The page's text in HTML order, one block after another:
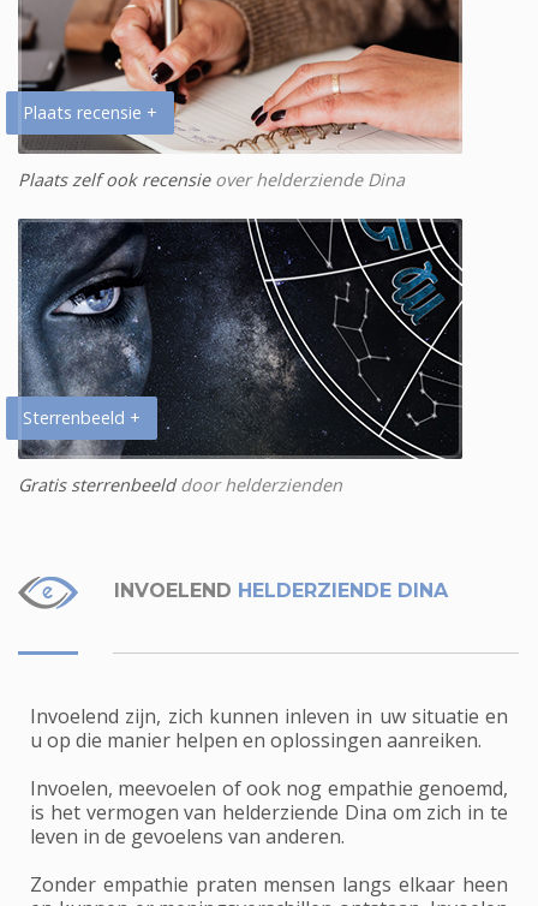
Plaats recensie +
Plaats zelf ook recensieover helderziende Dina
Sterrenbeeld +
Gratis sterrenbeelddoor helderzienden
INVOELEND HELDERZIENDE DINA
Invoelend zijn, zich kunnen inleven in uw situatie en
u op die manier helpen en oplossingen aanreiken.
Invoelen, meevoelen of ook nog empathie genoemd,
is het vermogen van helderziende Dina om zich in te
leven in de gevoelens van anderen.
Zonder empathie praten mensen langs elkaar heen